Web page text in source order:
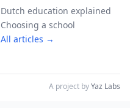
Dutch education explained
Choosing a school
All articles →
A project byYaz Labs